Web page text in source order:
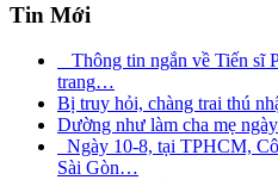
Tin Mới
Thông tin ngắn về Tiến sĩ
trang…
Bị truy hỏi, chàng trai thú
Dường như làm cha mẹ
Ngày 10-8, tại TPHCM,
Sài Gòn…